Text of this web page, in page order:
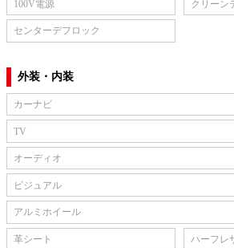
100V電源 クリーン
センターデフロック
外装・内装
カーナビ
TV
オーディオ
ビジュアル
アルミホイール
革シート ハーフレ